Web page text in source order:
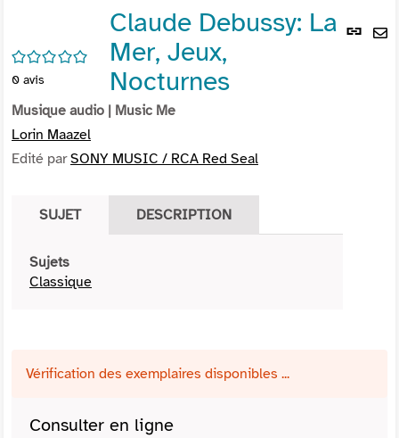
Lien
/5
0 avis
Claude Debussy: La
Mer, Jeux,
Nocturnes
Musique audio | Music Me
Lorin Maazel
Edité parSONY MUSIC / RCA Red Seal
SUJET DESCRIPTION
Sujets
Classique
Vérification des exemplaires disponibles ...
Consulter en ligne